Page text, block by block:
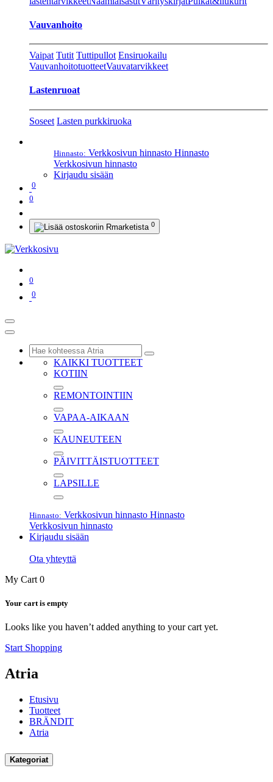
Vauvanhoito
Vaipat Tutit Tuttipullot Ensiruokailu
VauvanhoitotuotteetVauvatarvikkeet
Lastenruoat
Soseet Lasten purkkiruoka
Hinnasto: Verkkosivun hinnasto Hinnasto
Verkkosivun hinnasto
Kirjaudu sisään
0
0
0
0
0
KAIKKI TUOTTEET
KOTIIN
REMONTOINTIIN
VAPAA-AIKAAN
KAUNEUTEEN
PÄIVITTÄISTUOTTEET
LAPSILLE
Hinnasto: Verkkosivun hinnasto Hinnasto
Verkkosivun hinnasto
Kirjaudu sisään
Ota yhteyttä
My Cart 0
Your cart is empty
Looks like you haven’t added anything to your cart yet.
Start Shopping
Atria
Etusivu
Tuotteet
BRÄNDIT
Atria
Kategoriat